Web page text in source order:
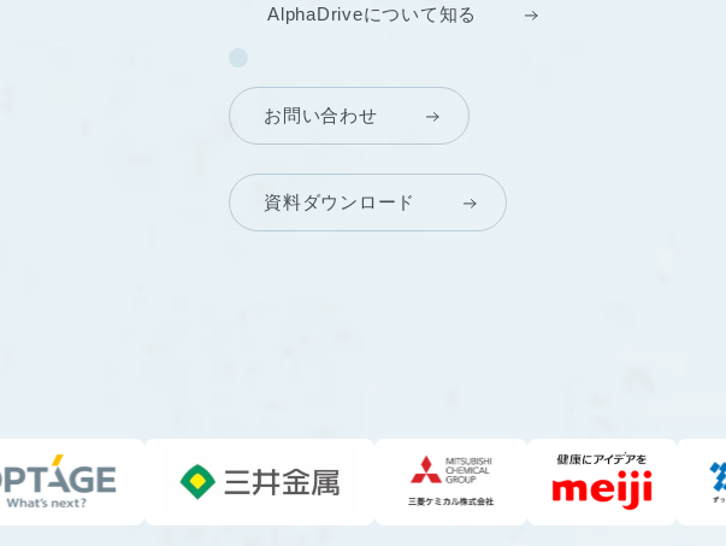
AlphaDriveについて知る
お問い合わせ
資料ダウンロード